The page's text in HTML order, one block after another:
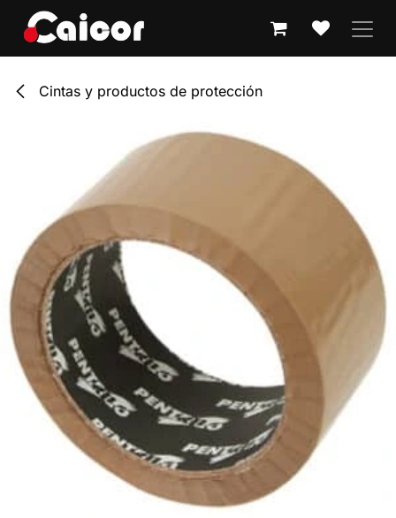
Cintas y productos de protección